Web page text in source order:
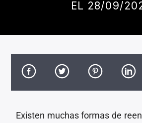
CANCIÓN ACTUAL
TÍTULO
ARTISTA
EL 28/09/
Existen muchas formas de